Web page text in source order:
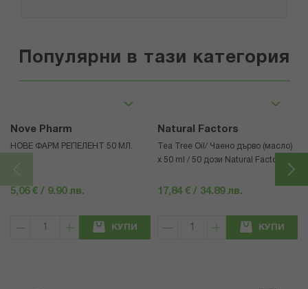
Популярни в тази категория
Nove Pharm
НОВЕ ФАРМ РЕПЕЛЕНТ 50 МЛ.
5,06 € / 9.90 лв.
КУПИ
Natural Factors
Tea Tree Oil/ Чаено дърво (масло)
x 50 ml / 50 дози Natural Factors
17,84 € / 34.89 лв.
КУПИ